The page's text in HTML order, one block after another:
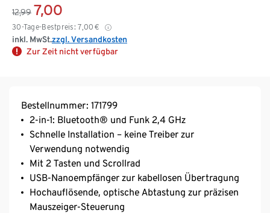
12,99 7,00
30-Tage-Bestpreis: 7,00 €
inkl. MwSt.zzgl. Versandkosten
Zur Zeit nicht verfügbar
Bestellnummer: 171799
2-in-1: Bluetooth® und Funk 2,4 GHz
Schnelle Installation – keine Treiber zur
Verwendung notwendig
Mit 2 Tasten und Scrollrad
USB-Nanoempfänger zur kabellosen Übertragung
Hochauflösende, optische Abtastung zur präzisen
Mauszeiger-Steuerung